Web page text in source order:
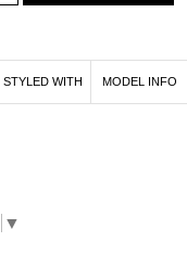
STYLED WITH MODEL INFO
▼